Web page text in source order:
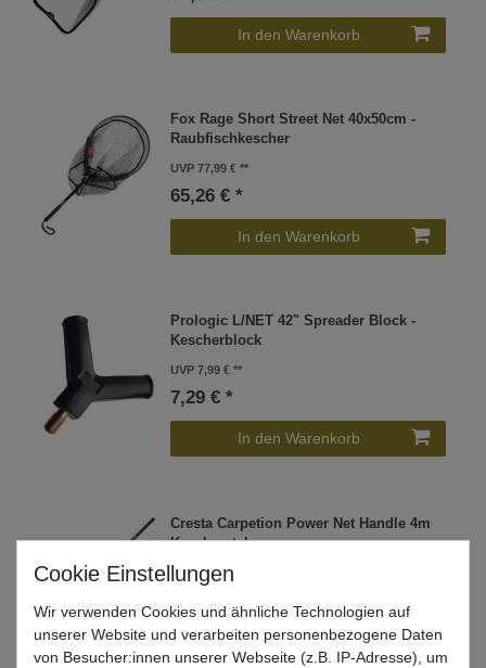
In den Warenkorb
Fox Rage Short Street Net 40x50cm -
Raubfischkescher
UVP 77,99 €
65,26 € *
In den Warenkorb
Prologic L/NET 42" Spreader Block -
Kescherblock
UVP 7,99 €
7,29 € *
In den Warenkorb
Cresta Carpetion Power Net Handle 4m
Kescherstab
UVP 84,99 €
In den Warenkorb
Wir verwenden Cookies und ähnliche Technologien auf
unserer Website und verarbeiten personenbezogene Daten
von Besucher:innen unserer Webseite (z.B. IP-Adresse), um